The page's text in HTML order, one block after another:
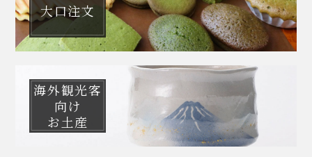
大口注文
海外観光客
向け
お土産